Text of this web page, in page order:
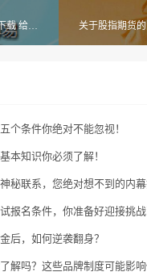
载 给个
关于股指期货
个条件你绝对不能忽视！
本知识你必须了解！
秘联系，您绝对想不到的内幕
报名条件，你准备好迎接挑战
后，如何逆袭翻身？
解吗？这些品牌制度可能影